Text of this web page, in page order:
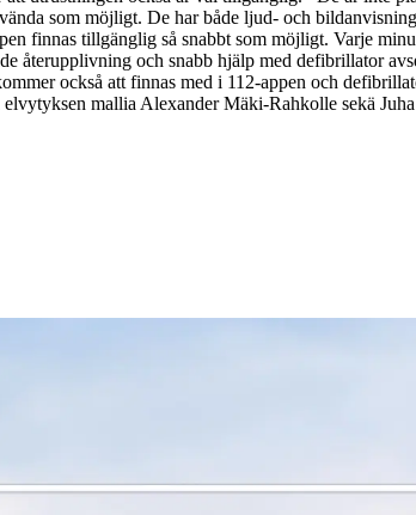
som möjligt. De har både ljud- och
finnas tillgänglig så snabbt som möjligt. Varje
återupplivning och snabb hjälp med defibrillator
också att finnas med i 112-appen och
elvytyksen mallia Alexander Mäki-Rahkolle sekä